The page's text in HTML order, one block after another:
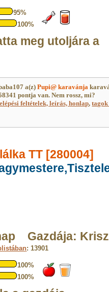
95%
100%
meg utoljára a
a(z)Pupi@ karavánja
pontja van. Nem rossz, mi?
feltételek, leírás, honlap,
TT [280004]
Gazdája: Krisz
: 13901
100%
100%